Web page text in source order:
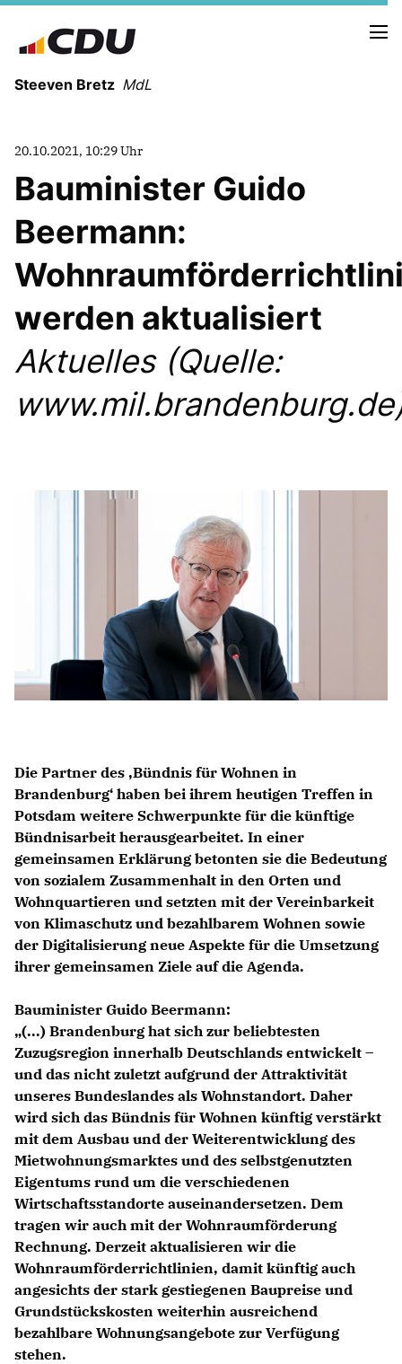
Steeven Bretz MdL
WAHLKREISBESUCHE
PRESSEFOTOS
MEIN BÜRGERBÜRO
MEIN WAHLKREIS
ZIELE
Redebeiträge
Anträge CDU
CDU Fraktion im Brandenburger Landtag
CDU Brandenburg
CDU Potsdam
20.10.2021, 10:29 Uhr
Bauminister Guido
Beermann:
werden aktualisiert
Aktuelles (Quelle:
Die Partner des ‚Bündnis für Wohnen in
Brandenburg‘ haben bei ihrem heutigen Treffen in
Potsdam weitere Schwerpunkte für die künftige
Bündnisarbeit herausgearbeitet. In einer
gemeinsamen Erklärung betonten sie die Bedeutung
von sozialem Zusammenhalt in den Orten und
Wohnquartieren und setzten mit der Vereinbarkeit
von Klimaschutz und bezahlbarem Wohnen sowie
der Digitalisierung neue Aspekte für die Umsetzung
ihrer gemeinsamen Ziele auf die Agenda.
Bauminister Guido Beermann:
(...) Brandenburg hat sich zur beliebtesten
Zuzugsregion innerhalb Deutschlands entwickelt –
und das nicht zuletzt aufgrund der Attraktivität
unseres Bundeslandes als Wohnstandort. Daher
wird sich das Bündnis für Wohnen künftig verstärkt
mit dem Ausbau und der Weiterentwicklung des
Mietwohnungsmarktes und des selbstgenutzten
Eigentums rund um die verschiedenen
Wirtschaftsstandorte auseinandersetzen. Dem
tragen wir auch mit der Wohnraumförderung
Rechnung. Derzeit aktualisieren wir die
Wohnraumförderrichtlinien, damit künftig auch
angesichts der stark gestiegenen Baupreise und
Grundstückskosten weiterhin ausreichend
bezahlbare Wohnungsangebote zur Verfügung
stehen.